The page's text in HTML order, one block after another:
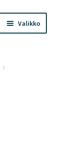
Valikko